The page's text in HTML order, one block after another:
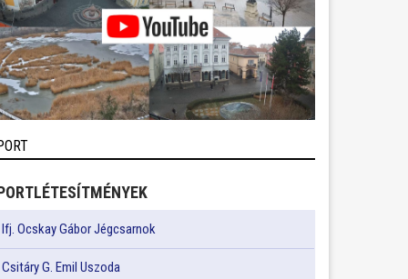
Ifj. Ocskay Gábor Jégcsarnok
Csitáry G. Emil Uszoda